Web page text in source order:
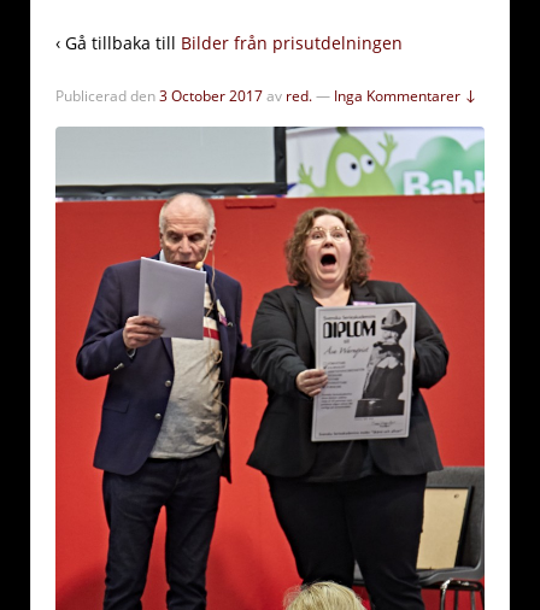
‹ Gå tillbaka till Bilder från prisutdelningen
Publicerad den3 October 2017av red.— Inga Kommentarer ↓